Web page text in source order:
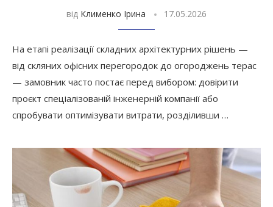
від Клименко Ірина 17.05.2026
На етапі реалізації складних архітектурних рішень —
від скляних офісних перегородок до огороджень терас
— замовник часто постає перед вибором: довірити
проєкт спеціалізованій інженерній компанії або
спробувати оптимізувати витрати, розділивши …